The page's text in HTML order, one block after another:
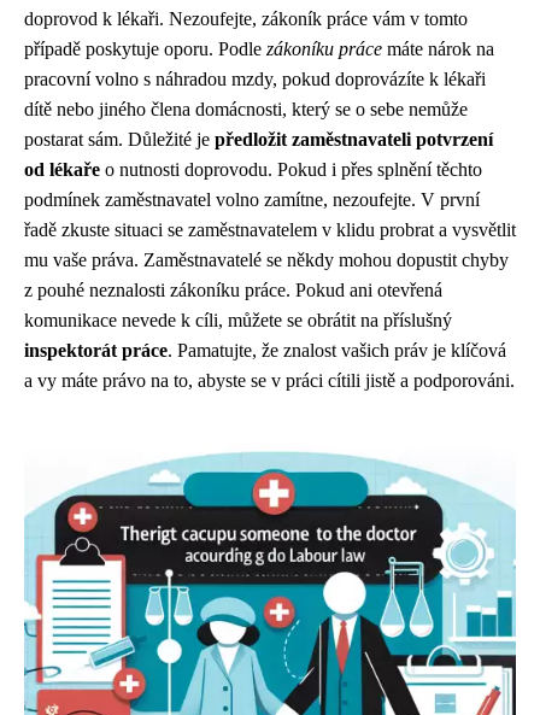
doprovod k lékaři. Nezoufejte, zákoník práce vám v tomto
případě poskytuje oporu. Podle zákoníku práce máte nárok na
pracovní volno s náhradou mzdy, pokud doprovázíte k lékaři
dítě nebo jiného člena domácnosti, který se o sebe nemůže
postarat sám. Důležité je předložit zaměstnavateli potvrzení
od lékaře o nutnosti doprovodu. Pokud i přes splnění těchto
podmínek zaměstnavatel volno zamítne, nezoufejte. V první
řadě zkuste situaci se zaměstnavatelem v klidu probrat a vysvětlit
mu vaše práva. Zaměstnavatelé se někdy mohou dopustit chyby
z pouhé neznalosti zákoníku práce. Pokud ani otevřená
komunikace nevede k cíli, můžete se obrátit na příslušný
inspektorát práce. Pamatujte, že znalost vašich práv je klíčová
a vy máte právo na to, abyste se v práci cítili jistě a podporováni.